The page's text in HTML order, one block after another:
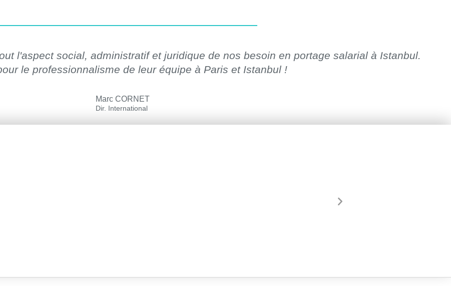
l'aspect social, administratif et juridique de nos besoin en portage salarial à Istanbul.
le professionnalisme de leur équipe à Paris et Istanbul !
Marc CORNET
Dir. International